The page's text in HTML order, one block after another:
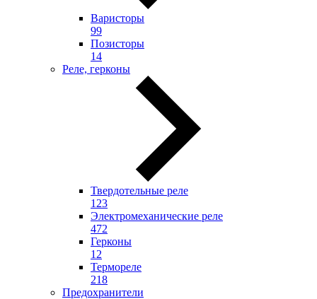
Варисторы
99
Позисторы
14
Реле, герконы
Твердотельные реле
123
Электромеханические реле
472
Герконы
12
Термореле
218
Предохранители